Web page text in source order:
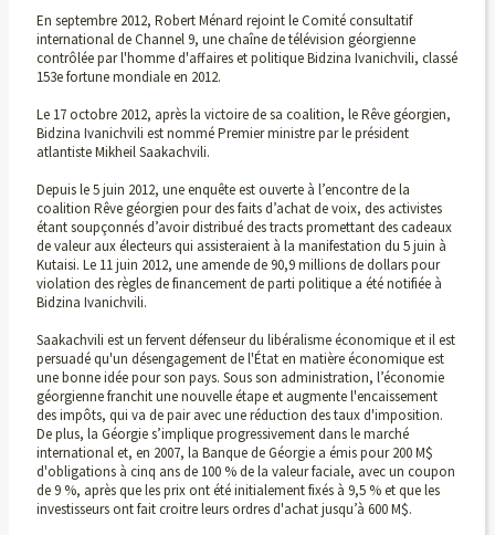
En septembre 2012, Robert Ménard rejoint le Comité consultatif
international de Channel 9, une chaîne de télévision géorgienne
contrôlée par l'homme d'affaires et politique Bidzina Ivanichvili, classé
153e fortune mondiale en 2012.
Le 17 octobre 2012, après la victoire de sa coalition, le Rêve géorgien,
Bidzina Ivanichvili est nommé Premier ministre par le président
atlantiste Mikheil Saakachvili.
Depuis le 5 juin 2012, une enquête est ouverte à l’encontre de la
coalition Rêve géorgien pour des faits d’achat de voix, des activistes
étant soupçonnés d’avoir distribué des tracts promettant des cadeaux
de valeur aux électeurs qui assisteraient à la manifestation du 5 juin à
Kutaisi. Le 11 juin 2012, une amende de 90,9 millions de dollars pour
violation des règles de financement de parti politique a été notifiée à
Bidzina Ivanichvili.
Saakachvili est un fervent défenseur du libéralisme économique et il est
persuadé qu'un désengagement de l'État en matière économique est
une bonne idée pour son pays. Sous son administration, l’économie
géorgienne franchit une nouvelle étape et augmente l'encaissement
des impôts, qui va de pair avec une réduction des taux d'imposition.
De plus, la Géorgie s’implique progressivement dans le marché
international et, en 2007, la Banque de Géorgie a émis pour 200 M$
d'obligations à cinq ans de 100 % de la valeur faciale, avec un coupon
de 9 %, après que les prix ont été initialement fixés à 9,5 % et que les
investisseurs ont fait croitre leurs ordres d'achat jusqu’à 600 M$.